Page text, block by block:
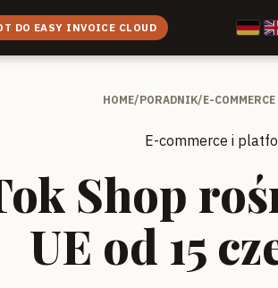
DO EASY INVOICE CLOUD
HOME/PORADNIK/E-
E-commerce i
Shop
UE od 15